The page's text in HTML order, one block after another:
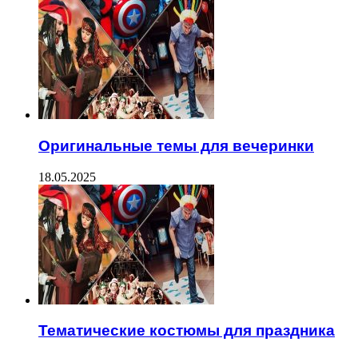
Оригинальные темы для вечеринки
18.05.2025
Тематические костюмы для праздника